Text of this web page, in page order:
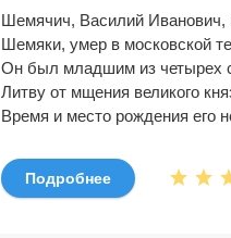
Шемячич, Василий Иванович,
Шемяки, умер в московской
Он был младшим из четырех
Литву от мщения великого
Время и место рождения его
Подробнее